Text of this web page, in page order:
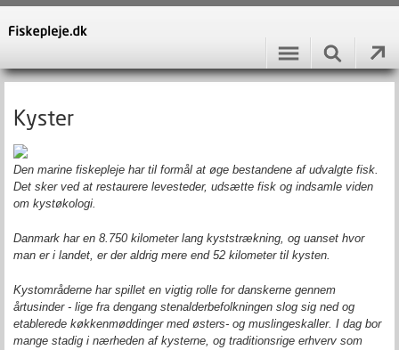
Kyster
Den marine fiskepleje har til formål at øge bestandene af udvalgte fisk.
Det sker ved at restaurere levesteder, udsætte fisk og indsamle viden
om kystøkologi.
Danmark har en 8.750 kilometer lang kyststrækning, og uanset hvor
man er i landet, er der aldrig mere end 52 kilometer til kysten.
Kystområderne har spillet en vigtig rolle for danskerne gennem
årtusinder - lige fra dengang stenalderbefolkningen slog sig ned og
etablerede køkkenmøddinger med østers- og muslingeskaller. I dag bor
mange stadig i nærheden af kysterne, og traditionsrige erhverv som